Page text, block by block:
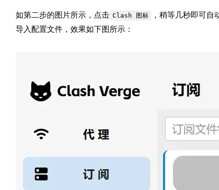
如第二步的图片所示，点击 Clash 图标
，稍等几秒即可自
导入配置文件，效果如下图所示：